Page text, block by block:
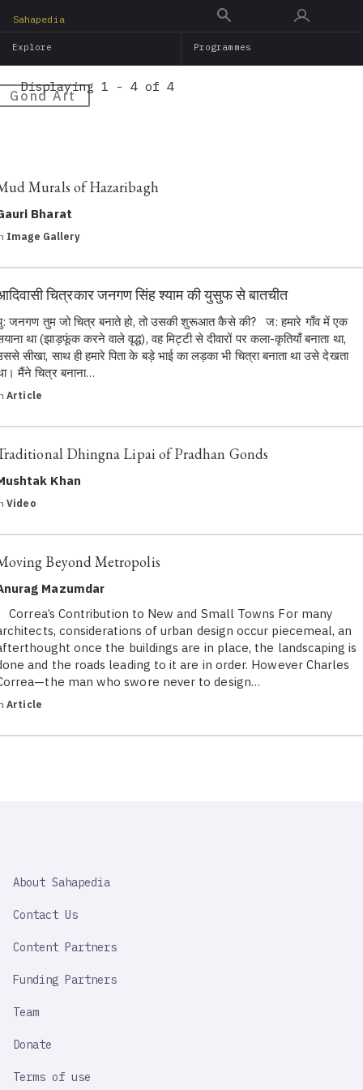
main
Sahapedia
Explore Programmes
Gond Art
Displaying 1 - 4 of 4
Murals of Hazaribagh
Bharat
Image Gallery
चित्रकार जनगण सिंह श्याम की युसुफ से बातचीत
जनगण तुम जो चित्र बनाते हो, तो उसकी शुरूआत कैसे की? ज: हमारे गाँव में एक
था (झाड़फूंक करने वाले वृद्ध), वह मिट्टी से दीवारों पर कला-कृतियाँ बनाता था,
सीखा, साथ ही हमारे पिता के बड़े भाई का लड़का भी चित्रा बनाता था उसे देखता
मैंने चित्र बनाना…
Article
Dhingna Lipai of Pradhan Gonds
Khan
Video
Beyond Metropolis
Mazumdar
Contribution to New and Small Towns For many
considerations of urban design occur piecemeal, an
once the buildings are in place, the landscaping is
and the roads leading to it are in order. However Charles
man who swore never to design…
Article
IMPORTANT
About Sahapedia
Contact Us
Content Partners
Funding Partners
Team
Donate
Terms of use